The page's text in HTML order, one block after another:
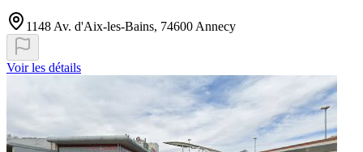
1148 Av. d'Aix-les-Bains, 74600 Annecy
Voir les détails